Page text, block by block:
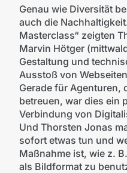
Genau wie Diversität
auch die
Masterclass“ zeigten
Marvin Hötger
Gestaltung und
Ausstoß von
Gerade für Agenturen,
betreuen, war dies ein
Verbindung von
Und Thorsten Jonas
sofort etwas tun und
Maßnahme ist, wie z.
als Bildformat zu